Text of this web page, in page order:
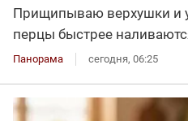
Прищипываю верхушки и
перцы быстрее
Панорама сегодня, 06:25